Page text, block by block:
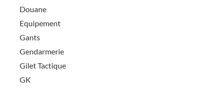
Douane
Equipement
Gants
Gendarmerie
Gilet Tactique
GK